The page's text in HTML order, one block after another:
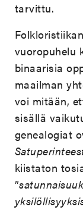
tarvittu.
vuoropuhelu
binaarisia
maailman
voi mitään,
sisällä
genealogiat
kiistaton
”